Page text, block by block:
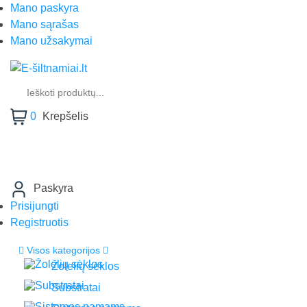
Mano paskyra
Mano sąrašas
Mano užsakymai
0
Krepšelis
Paskyra
Prisijungti
Registruotis
Visos kategorijos
Žolelių sėklos
Substratai